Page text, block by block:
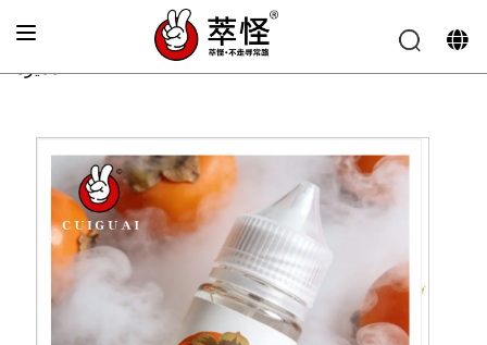
الصفحة الرئيسية نكهة السجائر الإلكترونية